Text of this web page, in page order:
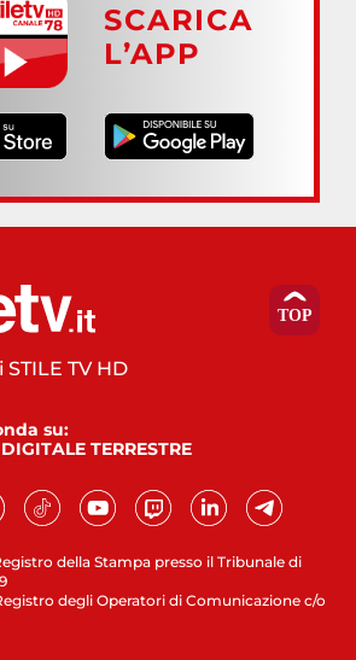
SCARICA
L’APP
della Stampa presso il Tribunale di
degli Operatori di Comunicazione c/o
TV HD
su:
TERRESTRE